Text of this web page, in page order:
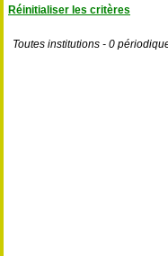
Réinitialiser les critères
Toutes institutions - 0